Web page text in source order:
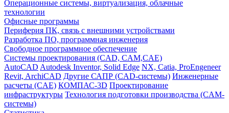
Операционные системы, виртуализация, облачные
технологии
Офисные программы
Периферия ПК, связь с внешними устройствами
Разработка ПО, программная инженерия
Свободное программное обеспечение
Системы проектирования (CAD, CAM,CAE)
AutoCAD Autodesk Inventor, Solid Edge NX, Catia, ProEngeneer
Revit, ArchiCAD Другие САПР (CAD-системы) Инженерные
расчеты (CAE) КОМПАС-3D Проектирование
инфраструктуры Технология подготовки производства (CAM-
системы)